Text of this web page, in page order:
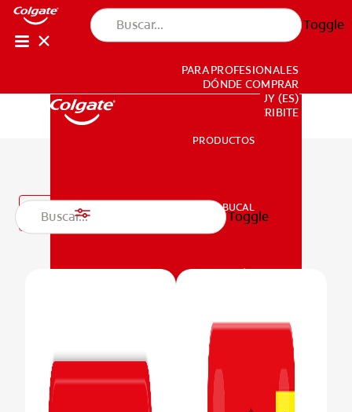
Toggle
SALUD BUCAL
CHEQUEO DE SALUD BUCAL
CORRESPONDENCIA DE PRODUCTOS
PARA PROFESIONALES
DÓNDE COMPRAR
UY (ES)
SUSCRIBITE
PRODUCTOS
SALUD BUCAL
CORRESPONDENCIA DE PRODUCTOS
Toggle
Filtro